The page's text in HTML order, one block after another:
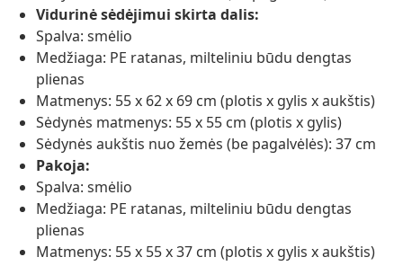
Vidurinė sėdėjimui skirta dalis:
Spalva: smėlio
Medžiaga: PE ratanas, milteliniu būdu dengtas
plienas
Matmenys: 55 x 62 x 69 cm (plotis x gylis x aukštis)
Sėdynės matmenys: 55 x 55 cm (plotis x gylis)
Sėdynės aukštis nuo žemės (be pagalvėlės): 37 cm
Pakoja:
Spalva: smėlio
Medžiaga: PE ratanas, milteliniu būdu dengtas
plienas
Matmenys: 55 x 55 x 37 cm (plotis x gylis x aukštis)